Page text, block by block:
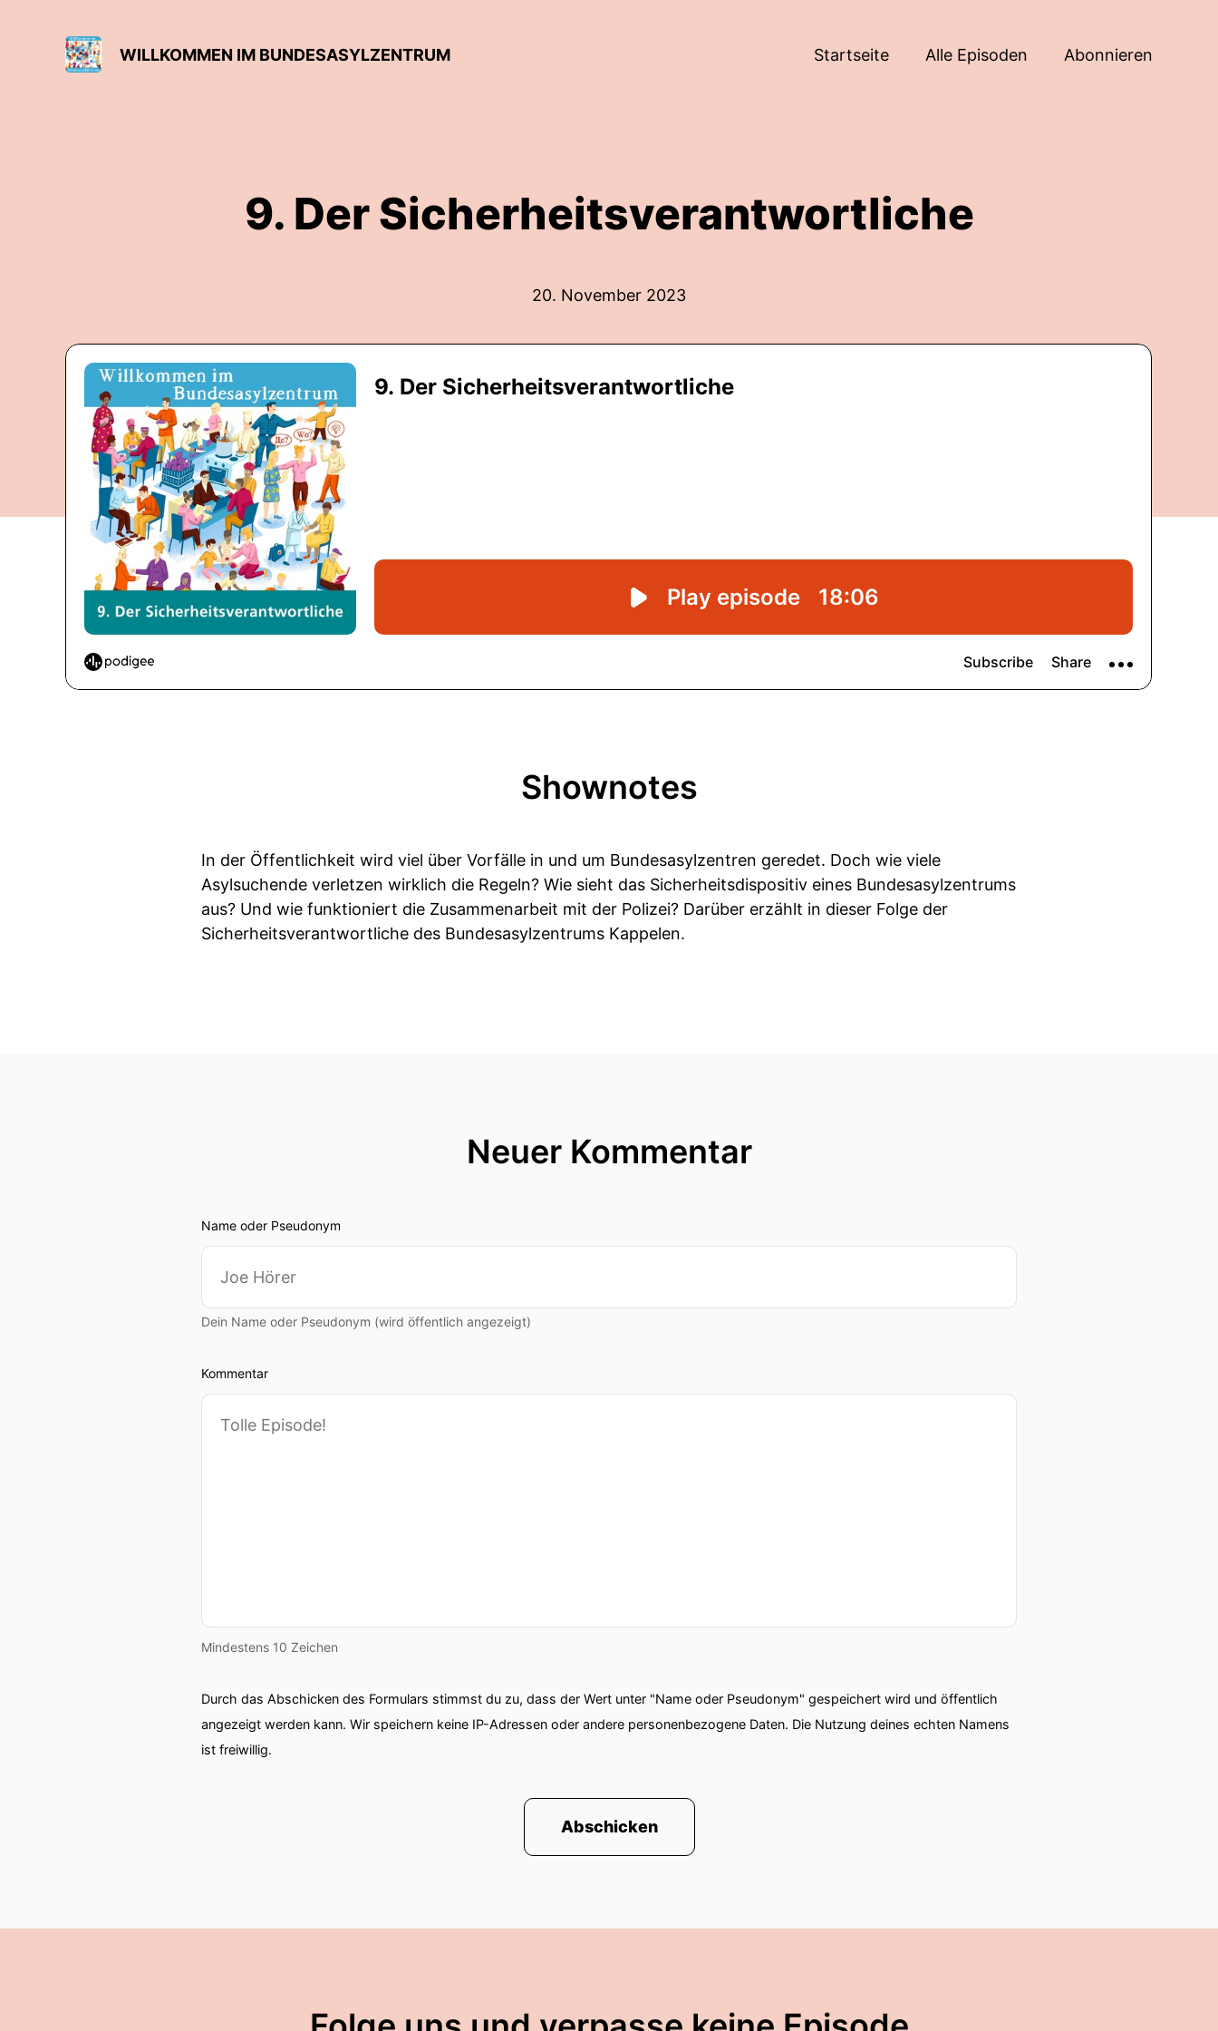
WILLKOMMEN IM BUNDESASYLZENTRUM Startseite Alle Episoden Abonnieren
9. Der Sicherheitsverantwortliche
20. November 2023
Shownotes
In der Öffentlichkeit wird viel über Vorfälle in und um Bundesasylzentren geredet. Doch wie viele
Asylsuchende verletzen wirklich die Regeln? Wie sieht das Sicherheitsdispositiv eines Bundesasylzentrums
aus? Und wie funktioniert die Zusammenarbeit mit der Polizei? Darüber erzählt in dieser Folge der
Sicherheitsverantwortliche des Bundesasylzentrums Kappelen.
Neuer Kommentar
Name oder Pseudonym
Dein Name oder Pseudonym (wird öffentlich angezeigt)
Kommentar
Mindestens 10 Zeichen
Durch das Abschicken des Formulars stimmst du zu, dass der Wert unter "Name oder Pseudonym" gespeichert wird und öffentlich
angezeigt werden kann. Wir speichern keine IP-Adressen oder andere personenbezogene Daten. Die Nutzung deines echten Namens
ist freiwillig.
Abschicken